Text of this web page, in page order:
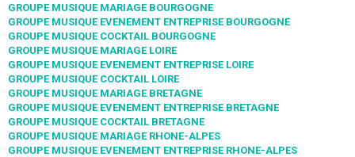
GROUPE MUSIQUE MARIAGE BOURGOGNE
GROUPE MUSIQUE EVENEMENT ENTREPRISE BOURGOGNE
GROUPE MUSIQUE COCKTAIL BOURGOGNE
GROUPE MUSIQUE MARIAGE LOIRE
GROUPE MUSIQUE EVENEMENT ENTREPRISE LOIRE
GROUPE MUSIQUE COCKTAIL LOIRE
GROUPE MUSIQUE MARIAGE BRETAGNE
GROUPE MUSIQUE EVENEMENT ENTREPRISE BRETAGNE
GROUPE MUSIQUE COCKTAIL BRETAGNE
GROUPE MUSIQUE MARIAGE RHONE-ALPES
GROUPE MUSIQUE EVENEMENT ENTREPRISE RHONE-ALPES